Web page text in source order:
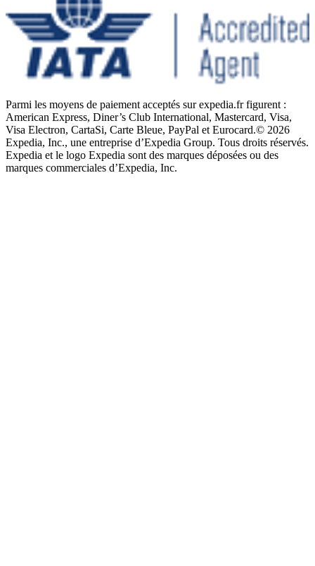
Parmi les moyens de paiement acceptés sur expedia.fr figurent :
American Express, Diner’s Club International, Mastercard, Visa,
Visa Electron, CartaSi, Carte Bleue, PayPal et Eurocard.© 2026
Expedia, Inc., une entreprise d’Expedia Group. Tous droits réservés.
Expedia et le logo Expedia sont des marques déposées ou des
marques commerciales d’Expedia, Inc.